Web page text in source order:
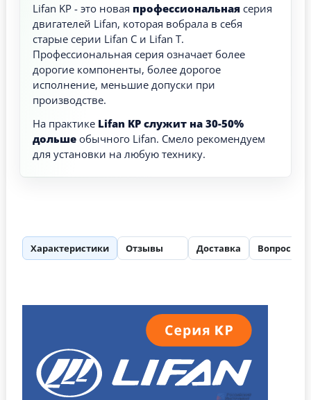
Lifan KP - это новая профессиональная серия
двигателей Lifan, которая вобрала в себя
старые серии Lifan C и Lifan T.
Профессиональная серия означает более
дорогие компоненты, более дорогое
исполнение, меньшие допуски при
производстве.
На практике Lifan KP служит на 30-50%
дольше обычного Lifan. Смело рекомендуем
для установки на любую технику.
Характеристики Отзывы Доставка Вопросы